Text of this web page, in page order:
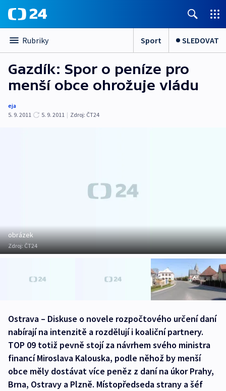
Rubriky Sport SLEDOVAT
Gazdík: Spor o peníze pro
menší obce ohrožuje vládu
eja
5. 9. 2011
5. 9. 2011 | Zdroj: ČT24
obrázek
Zdroj:ČT24
Ostrava – Diskuse o novele rozpočtového určení daní
nabírají na intenzitě a rozdělují i koaliční partnery.
TOP 09 totiž pevně stojí za návrhem svého ministra
financí Miroslava Kalouska, podle něhož by menší
obce měly dostávat více peněz z daní na úkor Prahy,
Brna, Ostravy a Plzně. Místopředseda strany a šéf